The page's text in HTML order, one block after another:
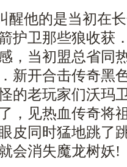
醒他的是当初在
护卫那些狼收获
，当初盟总省同
新开合击传奇黑
的老玩家们沃玛
，见热血传奇将
皮同时猛地跳了
会消失魔龙树妖!